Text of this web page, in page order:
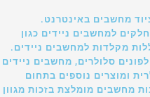
מחשבים באינטרנט.
למחשבים ניידים כגון
מקלדות למחשבים ניידים.
סלולרים, מחשבים ניידים
ומוצרים נוספים בתחום
מחשבים מומלצת בזכות מגוון